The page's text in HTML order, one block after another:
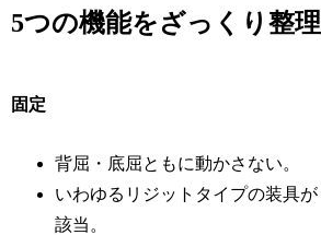
5つの機能をざっくり整理
固定
背屈・底屈ともに動かさない。
いわゆるリジットタイプの装具が
該当。